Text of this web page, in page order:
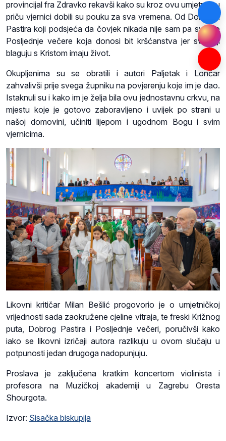
provincijal fra Zdravko rekavši kako su kroz ovu umjetničku
priču vjernici dobili su pouku za sva vremena. Od Dobroga
Pastira koji podsjeća da čovjek nikada nije sam pa sve do
Posljednje večere koja donosi bit kršćanstva jer svi koji
blaguju s Kristom imaju život.
Okupljenima su se obratili i autori Paljetak i Lončar
zahvalivši prije svega župniku na povjerenju koje im je dao.
Istaknuli su i kako im je želja bila ovu jednostavnu crkvu, na
mjestu koje je gotovo zaboravljeno i uvijek po strani u
našoj domovini, učiniti lijepom i ugodnom Bogu i svim
vjernicima.
Likovni kritičar Milan Bešlić progovorio je o umjetničkoj
vrijednosti sada zaokružene cjeline vitraja, te freski Križnog
puta, Dobrog Pastira i Posljednje večeri, poručivši kako
iako se likovni izričaji autora razlikuju u ovom slučaju u
potpunosti jedan drugoga nadopunjuju.
Proslava je zaključena kratkim koncertom violinista i
profesora na Muzičkoj akademiji u Zagrebu Oresta
Shourgota.
Izvor: Sisačka biskupija